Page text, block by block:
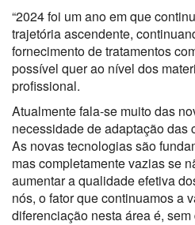
“2024 foi um ano em que
trajetória ascendente,
fornecimento de tratamentos
possível quer ao nível dos
profissional.
Atualmente fala-se muito das
necessidade de adaptação das
As novas tecnologias são
mas completamente vazias se
aumentar a qualidade efetiva
nós, o fator que continuamos a
diferenciação nesta área é, sem